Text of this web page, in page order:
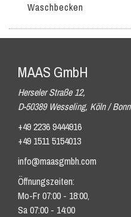
Waschbecken
MAAS GmbH
Herseler Straße 12,
D-50389 Wesseling, Köln / Bonn
+49 2236 9444916
+49 1511 5154013
info@maasgmbh.com
Öffnungszeiten:
Mo-Fr 07:00 - 18:00,
Sa 07:00 - 14:00